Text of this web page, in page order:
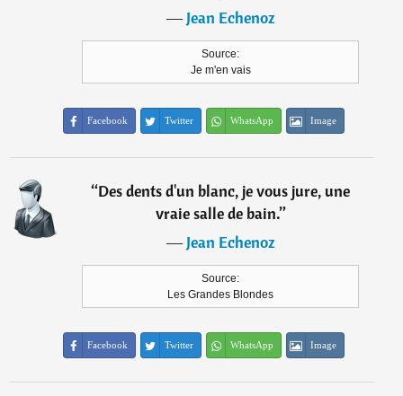
―Jean Echenoz
Source:
Je m'en vais
Facebook Twitter WhatsApp Image
“Des dents d'un blanc, je vous jure, une
vraie salle de bain.”
―Jean Echenoz
Source:
Les Grandes Blondes
Facebook Twitter WhatsApp Image